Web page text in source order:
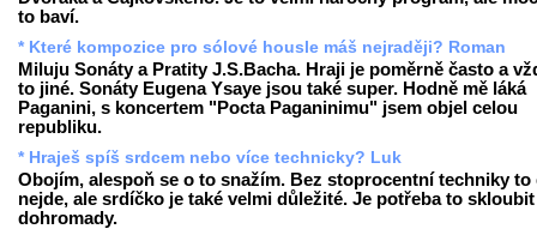
to baví.
* Které kompozice pro sólové housle máš nejraději? Roman
Miluju Sonáty a Pratity J.S.Bacha. Hraji je poměrně často a
to jiné. Sonáty Eugena Ysaye jsou také super. Hodně mě láká
Paganini, s koncertem "Pocta Paganinimu" jsem objel celou
republiku.
* Hraješ spíš srdcem nebo více technicky? Luk
Obojím, alespoň se o to snažím. Bez stoprocentní techniky to
nejde, ale srdíčko je také velmi důležité. Je potřeba to skloubit
dohromady.